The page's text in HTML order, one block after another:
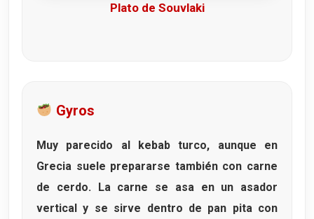
Plato de Souvlaki
Gyros
Muy parecido al kebab turco, aunque en
Grecia suele prepararse también con carne
de cerdo. La carne se asa en un asador
vertical y se sirve dentro de pan pita con